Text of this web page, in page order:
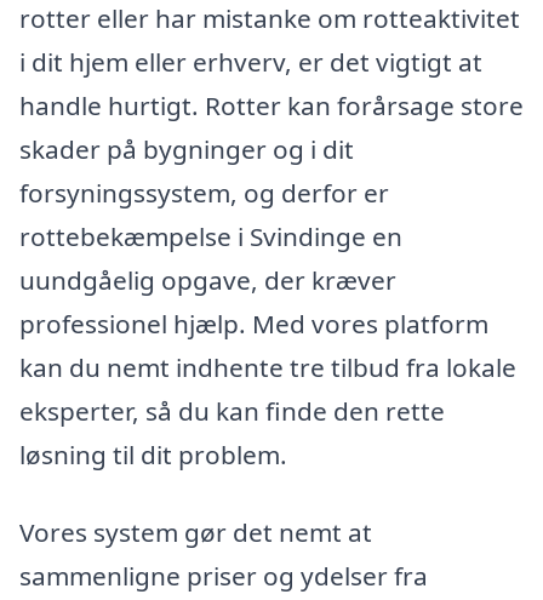
rotter eller har mistanke om rotteaktivitet
i dit hjem eller erhverv, er det vigtigt at
handle hurtigt. Rotter kan forårsage store
skader på bygninger og i dit
forsyningssystem, og derfor er
rottebekæmpelse i Svindinge en
uundgåelig opgave, der kræver
professionel hjælp. Med vores platform
kan du nemt indhente tre tilbud fra lokale
eksperter, så du kan finde den rette
løsning til dit problem.
Vores system gør det nemt at
sammenligne priser og ydelser fra